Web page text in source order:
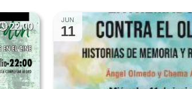
22:00
JUN
11